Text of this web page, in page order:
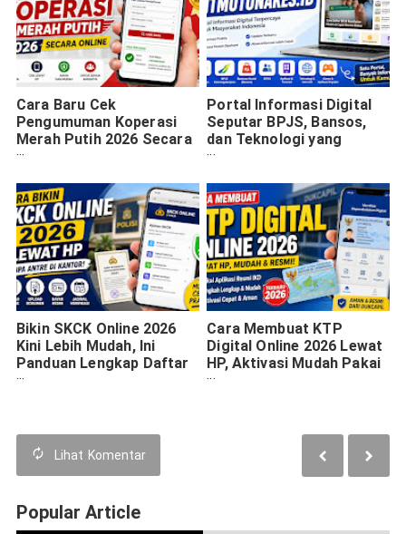
Cara Baru Cek
Pengumuman Koperasi
Merah Putih 2026 Secara
Online
Portal Informasi Digital
Seputar BPJS, Bansos,
dan Teknologi yang
Mudah Dipahami
Bikin SKCK Online 2026
Kini Lebih Mudah, Ini
Panduan Lengkap Daftar
Lewat HP
Cara Membuat KTP
Digital Online 2026 Lewat
HP, Aktivasi Mudah Pakai
Aplikasi Resmi
Lihat Komentar
Popular Article